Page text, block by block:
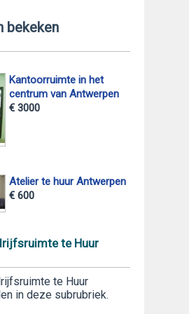
bekeken
Kantoorruimte in het
centrum van Antwerpen
€ 3000
Atelier te huur Antwerpen
€ 600
te Huur
te Huur
in deze subrubriek.